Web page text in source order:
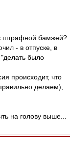
штрафной бамжей?
- в отпуске, в
"делать было
происходит, что
делаем),
на голову выше...